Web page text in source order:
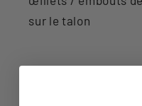
sur le talon